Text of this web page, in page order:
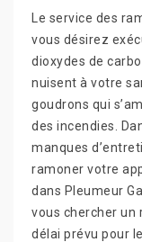
Le service des
vous désirez
dioxydes de
nuisent à votre
goudrons qui
des incendies.
manques
ramoner votre
dans Pleumeur
vous chercher un
délai prévu pour